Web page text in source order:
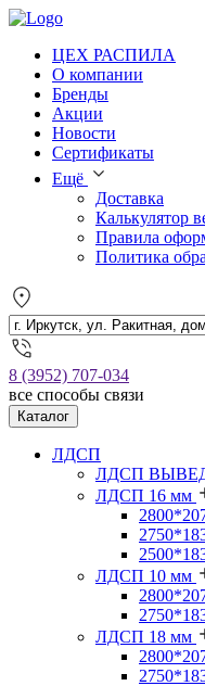
ЦЕХ РАСПИЛА
О компании
Бренды
Акции
Новости
Сертификаты
Ещё
Доставка
Калькулятор
Правила
Политика
8 (3952) 707-034
все способы связи
Каталог
ЛДСП
ЛДСП
ЛДСП 16 мм
ЛДСП 10 мм
ЛДСП 18 мм